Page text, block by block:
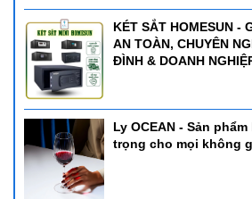
KÉT SẮT HOMESUN -
AN TOÀN, CHUYÊN
ĐÌNH & DOANH
Ly OCEAN - Sản
trọng cho mọi không